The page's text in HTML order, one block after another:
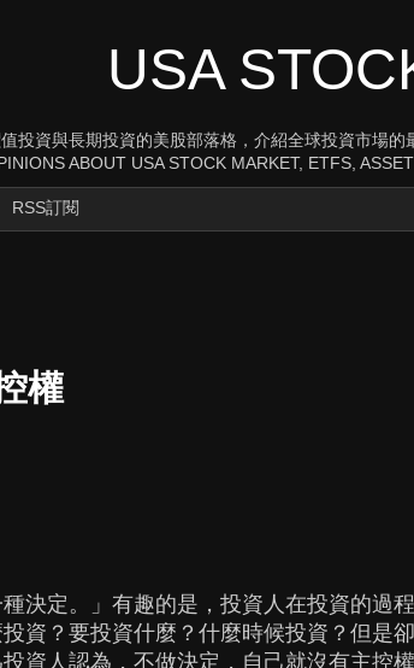
USA
投資與長期投資的美股部落格，介紹全球投資市場
ABOUT USA STOCK MARKET, ETFS,
RSS訂閱
權
決定。」有趣的是，投資人在投資的過
資？要投資什麼？什麼時候投資？但是
資人認為，不做決定，自己就沒有主控